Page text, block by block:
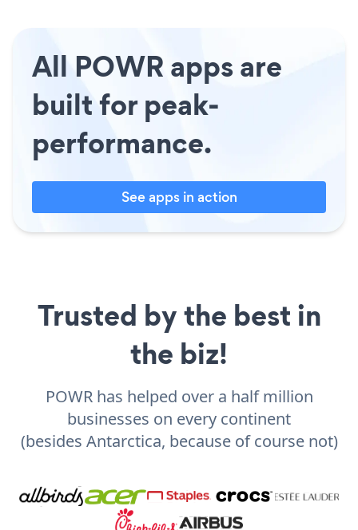
All POWR apps are
built for peak-
performance.
See apps in action
Trusted by the best in
the biz!
POWR has helped over a half million
businesses on every continent
(besides Antarctica, because of course not)